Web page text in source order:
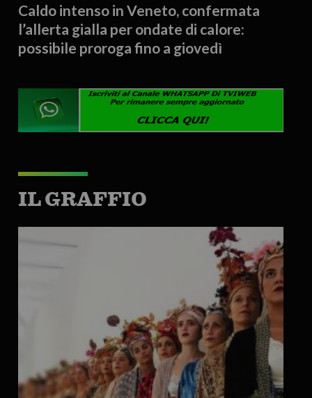
Caldo intenso in Veneto, confermata
l’allerta gialla per ondate di calore:
possibile proroga fino a giovedì
IL GRAFFIO